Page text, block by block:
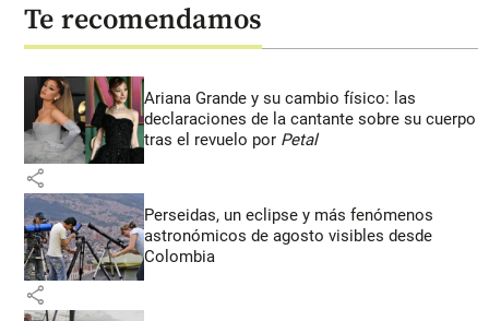
Te recomendamos
Ariana Grande y su cambio físico: las
declaraciones de la cantante sobre su cuerpo
tras el revuelo por Petal
share
Perseidas, un eclipse y más fenómenos
astronómicos de agosto visibles desde
Colombia
share